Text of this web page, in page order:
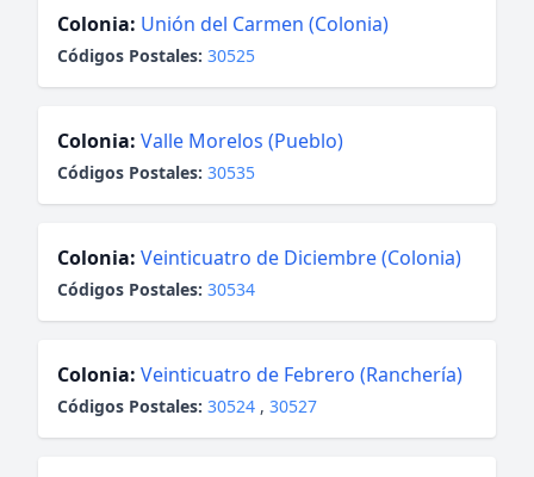
Colonia: Unión del Carmen (Colonia)
Códigos Postales: 30525
Colonia: Valle Morelos (Pueblo)
Códigos Postales: 30535
Colonia: Veinticuatro de Diciembre (Colonia)
Códigos Postales: 30534
Colonia: Veinticuatro de Febrero (Ranchería)
Códigos Postales: 30524 , 30527